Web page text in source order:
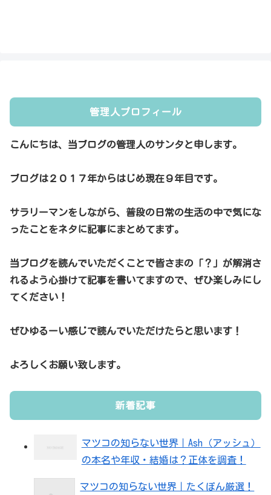
管理人プロフィール
こんにちは、当ブログの管理人のサンタと申します。
ブログは２０１７年からはじめ現在９年目です。
サラリーマンをしながら、普段の日常の生活の中で気にな
ったことをネタに記事にまとめてます。
当ブログを読んでいただくことで皆さまの「？」が解消さ
れるよう心掛けて記事を書いてますので、ぜひ楽しみにし
てください！
ぜひゆるーい感じで読んでいただけたらと思います！
よろしくお願い致します。
新着記事
マツコの知らない世界｜Ash（アッシュ）
の本名や年収・結婚は？正体を調査！
マツコの知らない世界｜たくぽん厳選！